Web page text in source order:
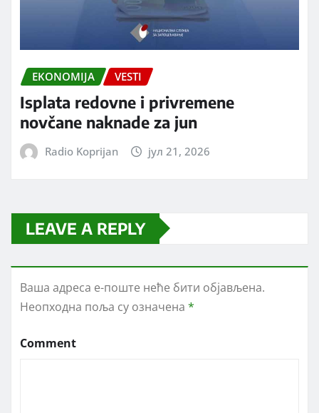
EKONOMIJA VESTI
Isplata redovne i privremene
novčane naknade za jun
Radio Koprijan јул 21, 2026
LEAVE A REPLY
Ваша адреса е-поште неће бити објављена.
Неопходна поља су означена *
Comment